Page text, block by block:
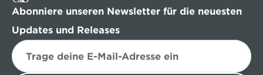
Abonniere unseren Newsletter für die neuesten
Updates und Releases